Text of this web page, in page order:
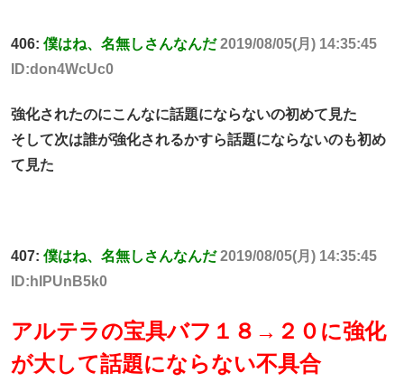
406: 僕はね、名無しさんなんだ 2019/08/05(月) 14:35:45
ID:don4WcUc0
強化されたのにこんなに話題にならないの初めて見た
そして次は誰が強化されるかすら話題にならないのも初め
て見た
407: 僕はね、名無しさんなんだ 2019/08/05(月) 14:35:45
ID:hIPUnB5k0
アルテラの宝具バフ１８→２０に強化
が大して話題にならない不具合